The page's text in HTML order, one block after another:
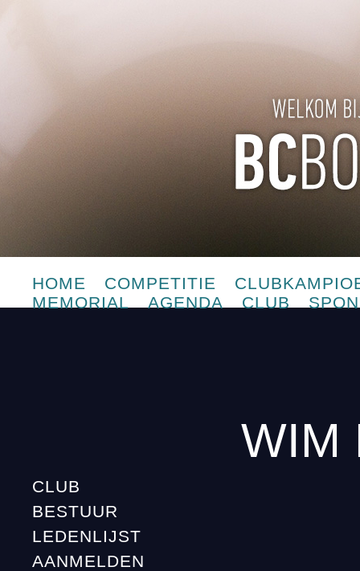
HOME COMPETITIE
MEMORIAL
AGENDA CLUB
CLUB
BESTUUR
LEDENLIJST
AANMELDEN
WIM